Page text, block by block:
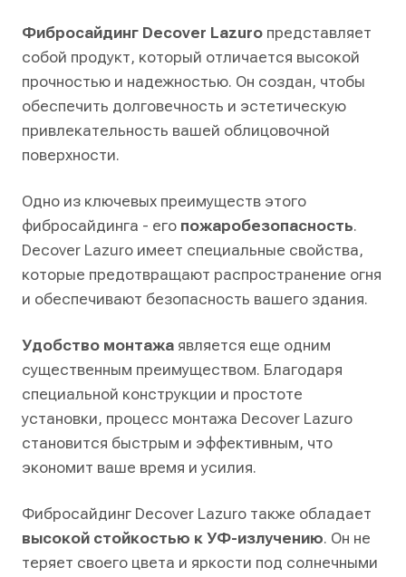
Фибросайдинг Decover Lazuro представляет
собой продукт, который отличается высокой
прочностью и надежностью. Он создан, чтобы
обеспечить долговечность и эстетическую
привлекательность вашей облицовочной
поверхности.
Одно из ключевых преимуществ этого
фибросайдинга - его пожаробезопасность.
Decover Lazuro имеет специальные свойства,
которые предотвращают распространение огня
и обеспечивают безопасность вашего здания.
Удобство монтажа является еще одним
существенным преимуществом. Благодаря
специальной конструкции и простоте
установки, процесс монтажа Decover Lazuro
становится быстрым и эффективным, что
экономит ваше время и усилия.
Фибросайдинг Decover Lazuro также обладает
высокой стойкостью к УФ-излучению. Он не
теряет своего цвета и яркости под солнечными